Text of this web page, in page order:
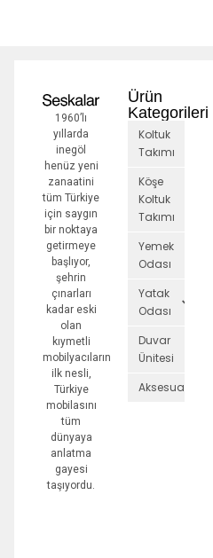
1960’lı
yıllarda
inegöl
henüz yeni
zanaatini
tüm Türkiye
için saygın
bir noktaya
getirmeye
başlıyor,
şehrin
çınarları
kadar eski
olan
kıymetli
mobilyacıların
ilk nesli,
Türkiye
mobilasını
tüm
dünyaya
anlatma
gayesi
taşıyordu.
Ürün
Kategorileri
Koltuk
Takımı
Köşe
Koltuk
Takımı
Yemek
Odası
Yatak
Odası
Duvar
Ünitesi
Aksesuarlar